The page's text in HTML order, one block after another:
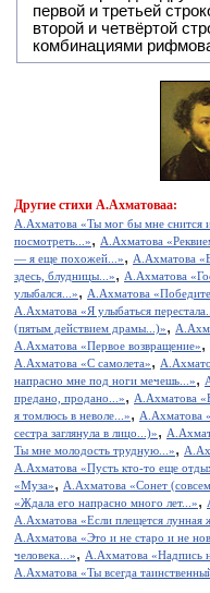
первой и третьей
второй и четвёртой строкой отсутствует: ABAC,
комбинациями
Другие стихи А.Ахматоваа:
А.Ахматова «Ты мог бы мне снится
посмотреть...», А.Ахматова
— я еще похожей...», А.Ахматова
здесь, блудницы...», А.Ахматова
улыбался...», А.Ахматова
А.Ахматова «Я улыбаться
(пятым действием драмы...)»,
А.Ахматова «Первое возвращение»,
А.Ахматова «С самолета»,
напрасно мне под ноги мечешь...»,
предано, продано...», А.Ахматова
я томлюсь в неволе...», А.Ахматова
сестра заглянула в лицо...)»,
Ты мне молодость трудную...»,
А.Ахматова «Пусть кто-то еще
«Муза», А.Ахматова «Сонет
«Ждала его напрасно много лет...»,
А.Ахматова «Если плещется лунная
А.Ахматова «Это и не старо и не
человека...», А.Ахматова «Надпись
А.Ахматова «Ты всегда